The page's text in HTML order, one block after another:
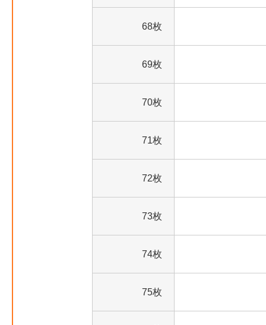
68枚
69枚
70枚
71枚
72枚
73枚
74枚
75枚